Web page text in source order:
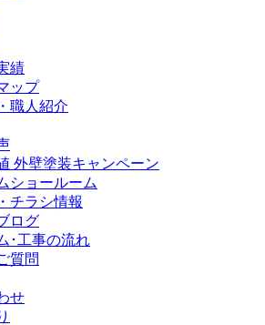
績
ップ
職人紹介
外壁塗装キャンペーン
ショールーム
チラシ情報
ログ
･工事の流れ
質問
せ